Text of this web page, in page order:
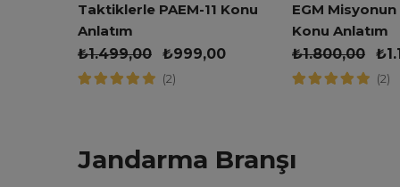
Taktiklerle PAEM-11 Konu
Anlatım
₺1.499,00 ₺999,00
(2)
EGM
Konu Anlatım
₺1.800,00 ₺
(2)
Jandarma Branşı